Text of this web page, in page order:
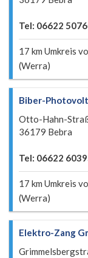
Tel: 06622
17 km Umkreis
(Werra)
Biber-
Otto-Hahn-
36179 Bebra
Tel: 06622
17 km Umkreis
(Werra)
Elektro-Zang